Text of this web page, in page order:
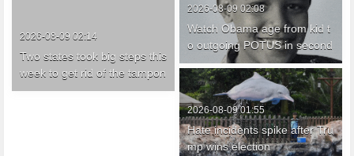
2026-08-09 02:14
Two states took big steps this
week to get rid of the tampon
tax
2026-08-09 02:08
Watch Obama age from kid t
o outgoing POTUS in second
s
2026-08-09 01:55
Hate incidents spike after Tru
mp wins election